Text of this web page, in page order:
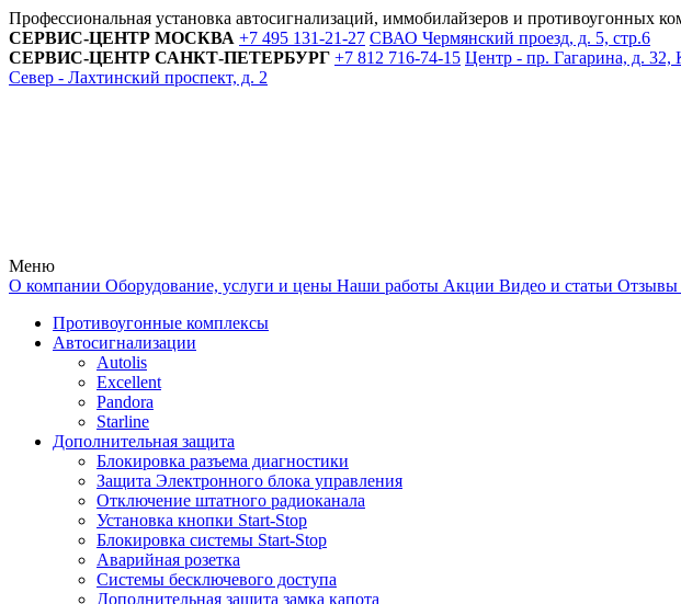
Профессиональная установка автосигнализаций, иммобилайзеров и противоугонных
СЕРВИС-ЦЕНТР МОСКВА +7 495 131-21-27 СВАО Чермянский проезд, д. 5, стр.6
СЕРВИС-ЦЕНТР САНКТ-ПЕТЕРБУРГ +7 812 716-74-15 Центр - пр. Гагарина, д.
Север - Лахтинский проспект, д. 2
Меню
О компании Оборудование, услуги и цены Наши работы Акции Видео и статьи Отзывы
Противоугонные комплексы
Автосигнализации
Autolis
Excellent
Pandora
Starline
Дополнительная защита
Блокировка разъема диагностики
Защита Электронного блока управления
Отключение штатного радиоканала
Установка кнопки Start-Stop
Блокировка системы Start-Stop
Аварийная розетка
Системы бесключевого доступа
Дополнительная защита замка капота